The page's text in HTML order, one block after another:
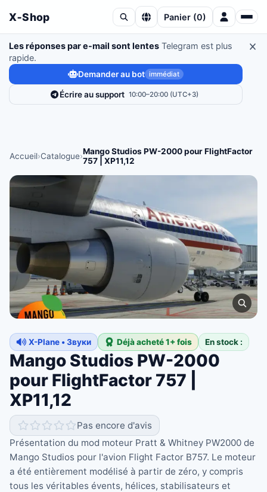
X‑Shop Panier (0)
Les réponses par e-mail sont lentes Telegram est plus
rapide.
Demander au bot immédiat
Écrire au support 10:00–20:00 (UTC+3)
Accueil›Catalogue›Mango Studios PW-2000 pour FlightFactor
757 | XP11,12
X-Plane • Звуки Déjà acheté 1+ fois En stock :
Mango Studios PW-2000
pour FlightFactor 757 |
XP11,12
Pas encore d'avis
Présentation du mod moteur Pratt & Whitney PW2000 de
Mango Studios pour l'avion Flight Factor B757. Le moteur
a été entièrement modélisé à partir de zéro, y compris
tous les véritables évents, hélices, stabilisateurs et